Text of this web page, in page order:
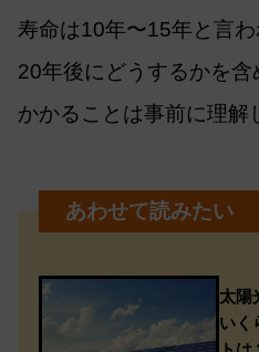
寿命は10年〜15年と言わ
20年後にどうするかを
かかることは事前に理解
太陽
いく